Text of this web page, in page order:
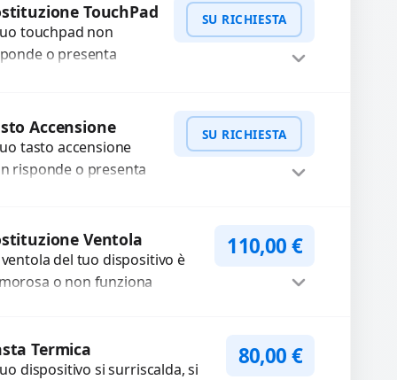
TouchPad
touchpad non
o presenta
professionale
ricambi di alta
garantiti...
SU RICHIESTA
WhatsApp
Accensione
tasto accensione
risponde o presenta
o sostituzione
componenti
SU RICHIESTA
PreventivoVentola
ventola del tuo dispositivo è
o non funziona
qualità garantiti...
110,00€
Termica
dispositivo si surriscalda, si
80,00€